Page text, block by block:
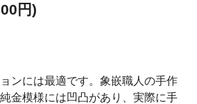
円)
ンには最適です。象嵌職人の手作
金模様には凹凸があり、実際に手